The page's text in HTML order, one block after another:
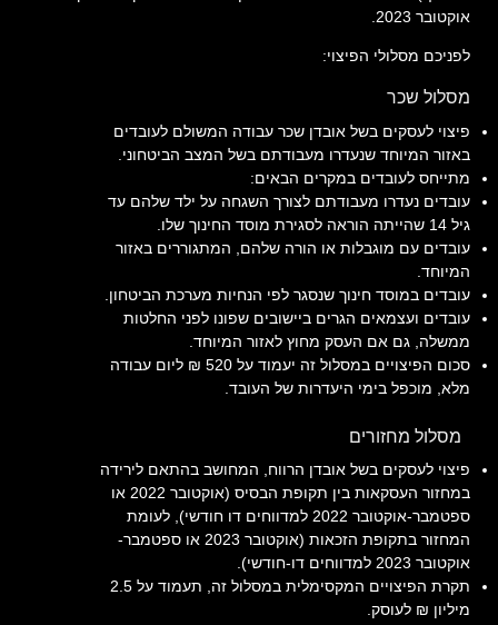
אוקטובר 2023.
לפניכם מסלולי הפיצוי:
מסלול שכר
פיצוי לעסקים בשל אובדן שכר עבודה המשולם לעובדים
באזור המיוחד שנעדרו מעבודתם בשל המצב הביטחוני.
מתייחס לעובדים במקרים הבאים:
עובדים נעדרו מעבודתם לצורך השגחה על ילד שלהם עד
גיל 14 שהייתה הוראה לסגירת מוסד החינוך שלו.
עובדים עם מוגבלות או הורה שלהם, המתגוררים באזור
המיוחד.
עובדים במוסד חינוך שנסגר לפי הנחיות מערכת הביטחון.
עובדים ועצמאים הגרים ביישובים שפונו לפני החלטות
ממשלה, גם אם העסק מחוץ לאזור המיוחד.
סכום הפיצויים במסלול זה יעמוד על 520 ₪ ליום עבודה
מלא, מוכפל בימי היעדרות של העובד.
מסלול מחזורים
פיצוי לעסקים בשל אובדן הרווח, המחושב בהתאם לירידה
במחזור העסקאות בין תקופת הבסיס (אוקטובר 2022 או
ספטמבר-אוקטובר 2022 למדווחים דו חודשי), לעומת
המחזור בתקופת הזכאות (אוקטובר 2023 או ספטמבר-
אוקטובר 2023 למדווחים דו-חודשי).
תקרת הפיצויים המקסימלית במסלול זה, תעמוד על 2.5
מיליון ₪ לעוסק.